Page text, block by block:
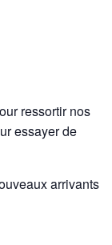
ressortir nos
essayer de
arrivants